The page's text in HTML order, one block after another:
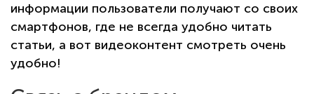
информации пользователи получают со своих
смартфонов, где не всегда удобно читать
статьи, а вот видеоконтент смотреть очень
удобно!